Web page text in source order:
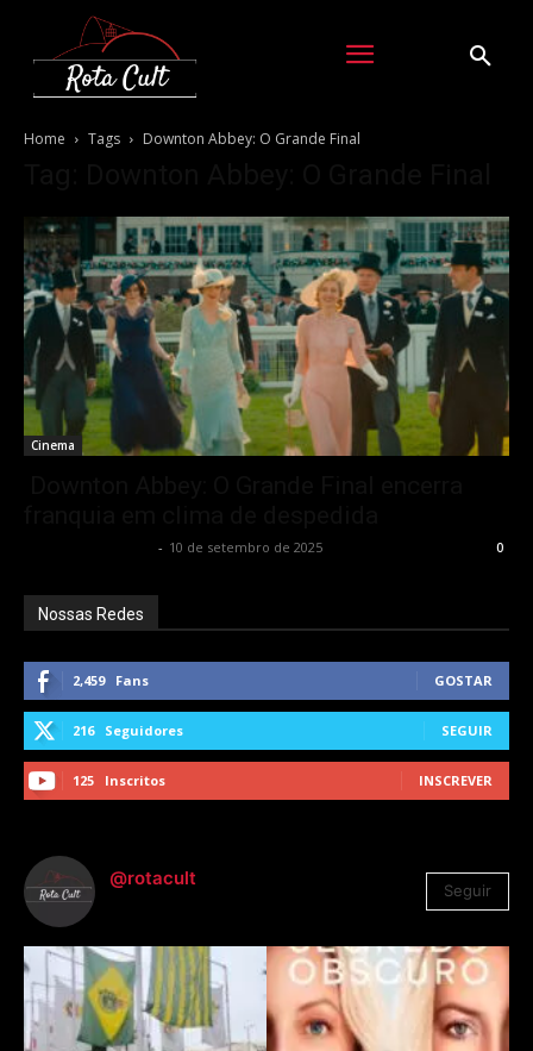
Home Tags Downton Abbey: O Grande Final
Cinema
- 10 de setembro de 2025 0
Nossas Redes
2,459 Fans GOSTAR
216 Seguidores SEGUIR
125 Inscritos INSCREVER
@rotacult
Seguir